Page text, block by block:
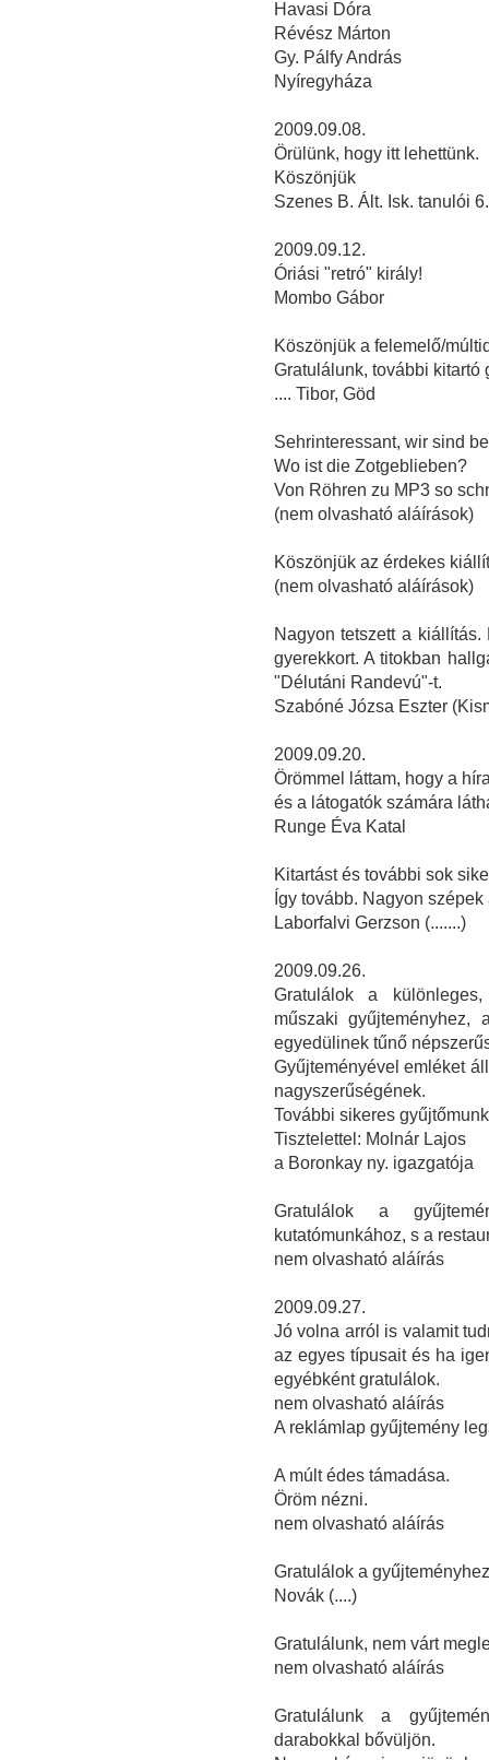
Havasi Dóra
Révész Márton
Gy. Pálfy András
Nyíregyháza
2009.09.08.
Örülünk, hogy itt lehettünk.
Köszönjük
Szenes B. Ált. Isk. tanulói
2009.09.12.
Óriási "retró" király!
Mombo Gábor
Köszönjük a felemelő/
Gratulálunk, további kitartó
.... Tibor, Göd
Sehrinteressant, wir sind
Wo ist die Zotgeblieben?
Von Röhren zu MP3 so
(nem olvasható aláírások)
Köszönjük az érdekes
(nem olvasható aláírások)
Nagyon tetszett a
gyerekkort. A titokban
"Délutáni Randevú"-t.
Szabóné Józsa Eszter
2009.09.20.
Örömmel láttam, hogy a
és a látogatók számára
Runge Éva Katal
Kitartást és további sok
Így tovább. Nagyon szépek
Laborfalvi Gerzson (.......)
2009.09.26.
Gratulálok a
műszaki
egyedülinek tűnő
Gyűjteményével emléket
nagyszerűségének.
További sikeres
Tisztelettel: Molnár Lajos
a Boronkay ny. igazgatója
Gratulálok a
kutatómunkához, s a
nem olvasható aláírás
2009.09.27.
Jó volna arról is valamit
az egyes típusait és ha
egyébként gratulálok.
nem olvasható aláírás
A reklámlap gyűjtemény
A múlt édes támadása.
Öröm nézni.
nem olvasható aláírás
Gratulálok a
Novák (....)
Gratulálunk, nem várt
nem olvasható aláírás
Gratulálunk a
darabokkal bővüljön.